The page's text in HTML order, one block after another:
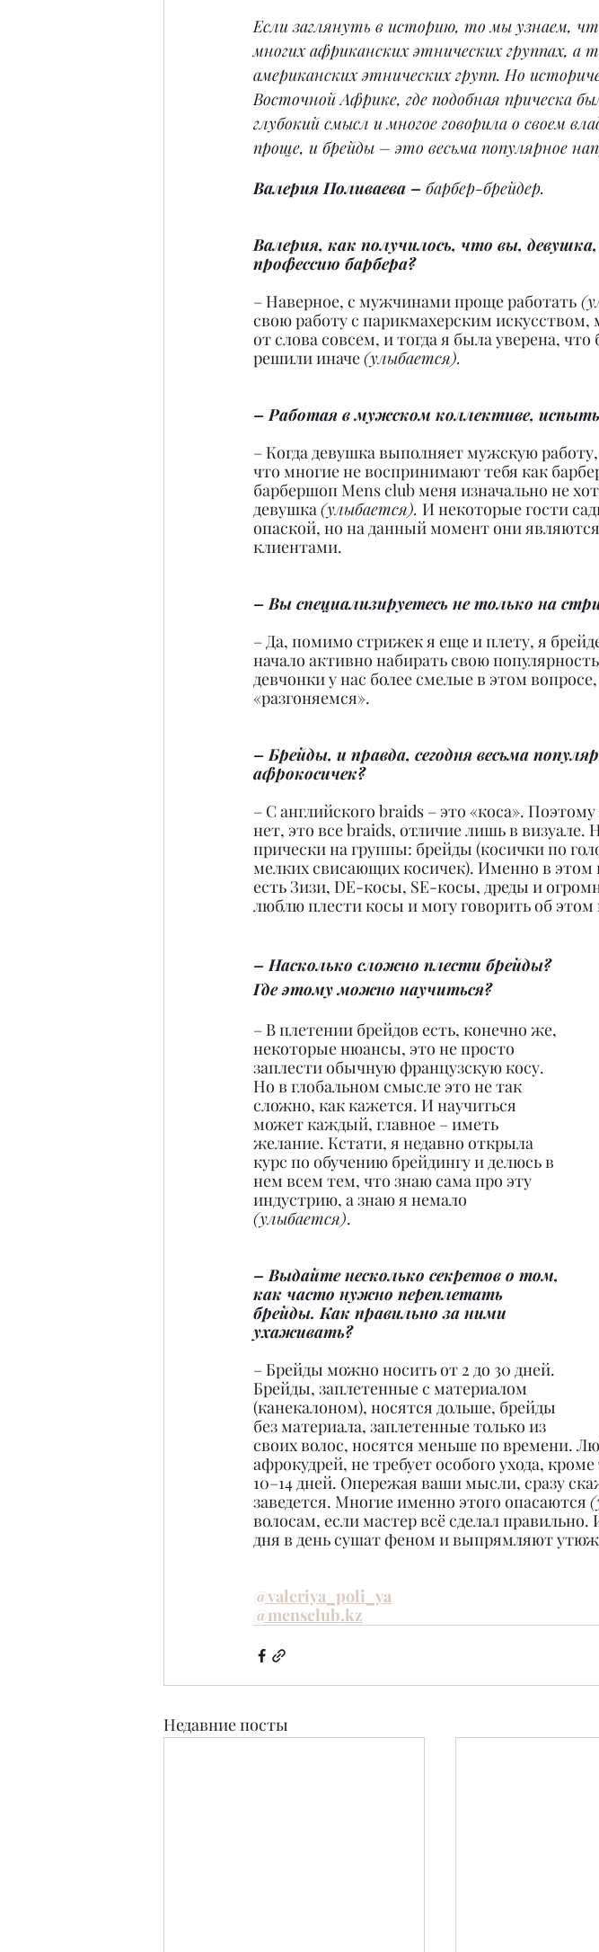
Если заглянуть в историю, то мы узнаем,
многих африканских этнических группах,
американских этнических групп. Но
Восточной Африке, где подобная прическа
глубокий смысл и многое говорила о своем
проще, и брейды – это весьма популярное
Валерия Поливаева – барбер-брейдер.
Валерия, как получилось, что вы,
профессию барбера?
– Наверное, с мужчинами проще работать
свою работу с парикмахерским
от слова совсем, и тогда я была уверена,
решили иначе (улыбается).
– Работая в мужском коллективе,
– Когда девушка выполняет мужскую
что многие не воспринимают тебя как
барбершоп Mens club меня изначально не
девушка (улыбается). И некоторые гости
опаской, но на данный момент они
клиентами.
– Вы специализируетесь не только на
– Да, помимо стрижек я еще и плету, я
начало активно набирать свою
девчонки у нас более смелые в этом
«разгоняемся».
– Брейды, и правда, сегодня весьма
афрокосичек?
– С английского braids – это «коса».
нет, это все braids, отличие лишь в
прически на группы: брейды (косички по
мелких свисающих косичек). Именно в
есть Зизи, DE-косы, SE-косы, дреды и
люблю плести косы и могу говорить об этом
– Насколько сложно плести брейды?
Где этому можно научиться?
– В плетении брейдов есть, конечно же,
некоторые нюансы, это не просто
заплести обычную французскую косу.
Но в глобальном смысле это не так
сложно, как кажется. И научиться
может каждый, главное – иметь
желание. Кстати, я недавно открыла
курс по обучению брейдингу и делюсь в
нем всем тем, что знаю сама про эту
индустрию, а знаю я немало
(улыбается).
– Выдайте несколько секретов о том,
как часто нужно переплетать
брейды. Как правильно за ними
ухаживать?
– Брейды можно носить от 2 до 30 дней.
Брейды, заплетенные с материалом
(канекалоном), носятся дольше, брейды
без материала, заплетенные только из
своих волос, носятся меньше по времени.
афрокудрей, не требует особого ухода,
10–14 дней. Опережая ваши мысли, сразу
заведется. Многие именно этого опасаются
волосам, если мастер всё сделал
дня в день сушат феном и выпрямляют
@valeriya_poli_ya
@mensclub.kz
Недавние посты